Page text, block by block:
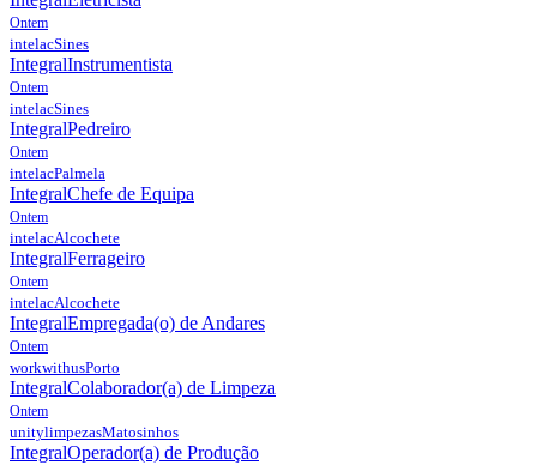
Ontem
intelacSines
IntegralInstrumentista
Ontem
intelacSines
IntegralPedreiro
Ontem
intelacPalmela
IntegralChefe de Equipa
Ontem
intelacAlcochete
IntegralFerrageiro
Ontem
intelacAlcochete
IntegralEmpregada(o) de Andares
Ontem
workwithusPorto
IntegralColaborador(a) de Limpeza
Ontem
unitylimpezasMatosinhos
IntegralOperador(a) de Produção